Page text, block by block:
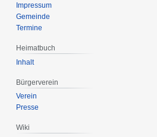
Impressum
Gemeinde
Termine
Heimatbuch
Inhalt
Bürgerverein
Verein
Presse
Wiki